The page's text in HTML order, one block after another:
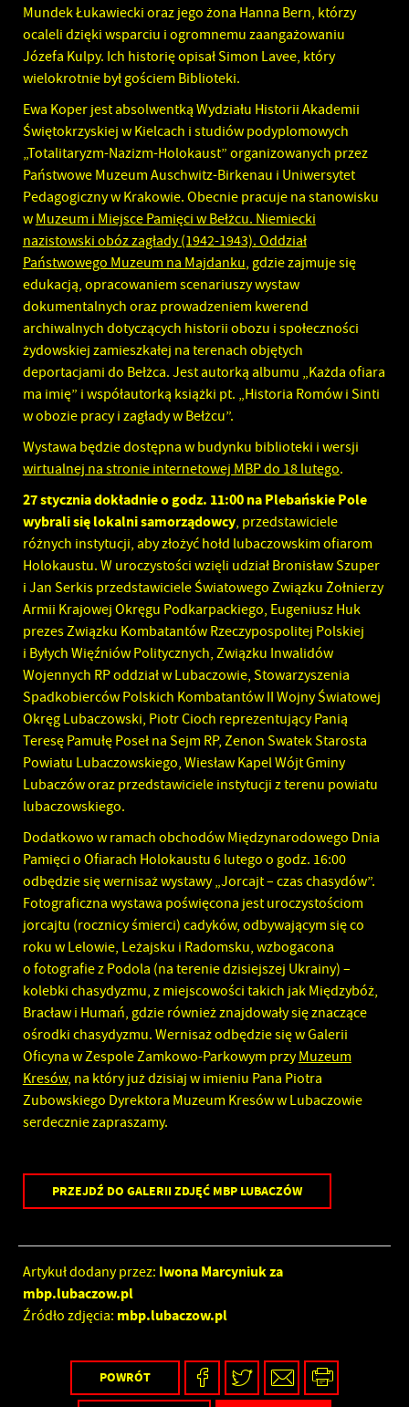
Mundek Łukawiecki oraz jego żona Hanna Bern, którzy
ocaleli dzięki wsparciu i ogromnemu zaangażowaniu
Józefa Kulpy. Ich historię opisał Simon Lavee, który
wielokrotnie był gościem Biblioteki.
Ewa Koper jest absolwentką Wydziału Historii Akademii
Świętokrzyskiej w Kielcach i studiów podyplomowych
„Totalitaryzm-Nazizm-Holokaust” organizowanych przez
Państwowe Muzeum Auschwitz-Birkenau i Uniwersytet
Pedagogiczny w Krakowie. Obecnie pracuje na stanowisku
w Muzeum i Miejsce Pamięci w Bełżcu. Niemiecki
nazistowski obóz zagłady (1942-1943). Oddział
Państwowego Muzeum na Majdanku, gdzie zajmuje się
edukacją, opracowaniem scenariuszy wystaw
dokumentalnych oraz prowadzeniem kwerend
archiwalnych dotyczących historii obozu i społeczności
żydowskiej zamieszkałej na terenach objętych
deportacjami do Bełżca. Jest autorką albumu „Każda ofiara
ma imię” i współautorką książki pt. „Historia Romów i Sinti
w obozie pracy i zagłady w Bełżcu”.
Wystawa będzie dostępna w budynku biblioteki i wersji
wirtualnej na stronie internetowej MBP do 18 lutego.
27 stycznia dokładnie o godz. 11:00 na Plebańskie Pole
wybrali się lokalni samorządowcy, przedstawiciele
różnych instytucji, aby złożyć hołd lubaczowskim ofiarom
Holokaustu. W uroczystości wzięli udział Bronisław Szuper
i Jan Serkis przedstawiciele Światowego Związku Żołnierzy
Armii Krajowej Okręgu Podkarpackiego, Eugeniusz Huk
prezes Związku Kombatantów Rzeczypospolitej Polskiej
i Byłych Więźniów Politycznych, Związku Inwalidów
Wojennych RP oddział w Lubaczowie, Stowarzyszenia
Spadkobierców Polskich Kombatantów II Wojny Światowej
Okręg Lubaczowski, Piotr Cioch reprezentujący Panią
Teresę Pamułę Poseł na Sejm RP, Zenon Swatek Starosta
Powiatu Lubaczowskiego, Wiesław Kapel Wójt Gminy
Lubaczów oraz przedstawiciele instytucji z terenu powiatu
lubaczowskiego.
Dodatkowo w ramach obchodów Międzynarodowego Dnia
Pamięci o Ofiarach Holokaustu 6 lutego o godz. 16:00
odbędzie się wernisaż wystawy „Jorcajt – czas chasydów”.
Fotograficzna wystawa poświęcona jest uroczystościom
jorcajtu (rocznicy śmierci) cadyków, odbywającym się co
roku w Lelowie, Leżajsku i Radomsku, wzbogacona
o fotografie z Podola (na terenie dzisiejszej Ukrainy) –
kolebki chasydyzmu, z miejscowości takich jak Międzybóż,
Bracław i Humań, gdzie również znajdowały się znaczące
ośrodki chasydyzmu. Wernisaż odbędzie się w Galerii
Oficyna w Zespole Zamkowo-Parkowym przyMuzeum
Kresów, na który już dzisiaj w imieniu Pana Piotra
Zubowskiego Dyrektora Muzeum Kresów w Lubaczowie
serdecznie zapraszamy.
PRZEJDŹ DO GALERII ZDJĘĆ MBP LUBACZÓW
Artykuł dodany przez: Iwona Marcyniuk za
mbp.lubaczow.pl
Źródło zdjęcia: mbp.lubaczow.pl
POWRÓT